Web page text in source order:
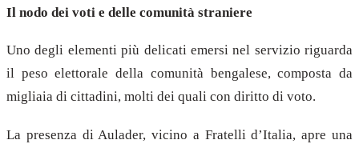
Il nodo dei voti e delle comunità straniere
Uno degli elementi più delicati emersi nel servizio riguarda
il peso elettorale della comunità bengalese, composta da
migliaia di cittadini, molti dei quali con diritto di voto.
La presenza di Aulader, vicino a Fratelli d’Italia, apre una